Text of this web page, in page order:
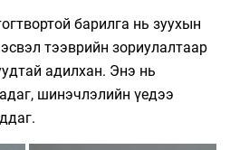
барилга нь зуухын
тээврийн зориулалтаар
адилхан. Энэ нь
шинэчлэлийн үедээ